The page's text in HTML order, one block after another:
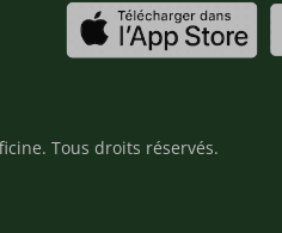
Tous droits réservés.